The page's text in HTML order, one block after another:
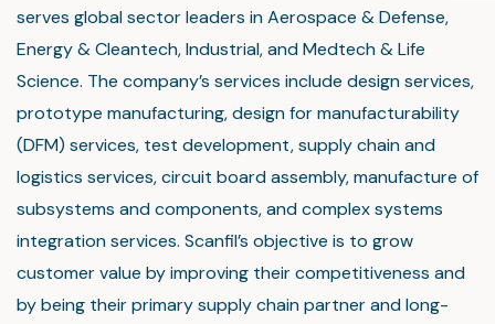
serves global sector leaders in Aerospace & Defense,
Energy & Cleantech, Industrial, and Medtech & Life
Science. The company’s services include design services,
prototype manufacturing, design for manufacturability
(DFM) services, test development, supply chain and
logistics services, circuit board assembly, manufacture of
subsystems and components, and complex systems
integration services. Scanfil’s objective is to grow
customer value by improving their competitiveness and
by being their primary supply chain partner and long-